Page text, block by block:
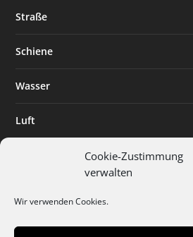
Cookie-Zustimmung
verwalten
Wir verwenden Cookies.
Straße
Schiene
Wasser
Luft
Digitalisierung